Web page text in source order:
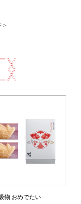
物 おめでたい